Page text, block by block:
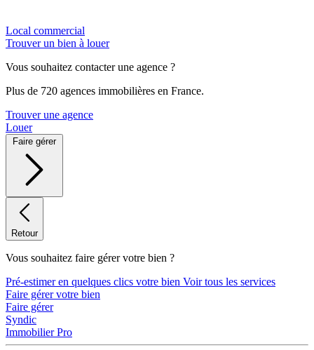
Local commercial
Trouver un bien à louer
Vous souhaitez contacter une agence ?
Plus de 720 agences immobilières en France.
Trouver une agence
Louer
Faire gérer
Retour
Vous souhaitez faire gérer votre bien ?
Pré-estimer en quelques clics votre bien Voir tous les services
Faire gérer votre bien
Faire gérer
Syndic
Immobilier Pro